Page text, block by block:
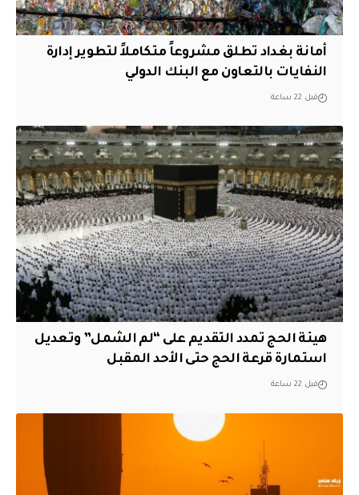
أمانة بغداد تطلق مشروعاً متكاملاً لتطوير إدارة
النفايات بالتعاون مع البنك الدولي
قبل 22 ساعة
هيئة الحج تمدد التقديم على “لم الشمل” وتعديل
استمارة قرعة الحج حتى الأحد المقبل
قبل 22 ساعة